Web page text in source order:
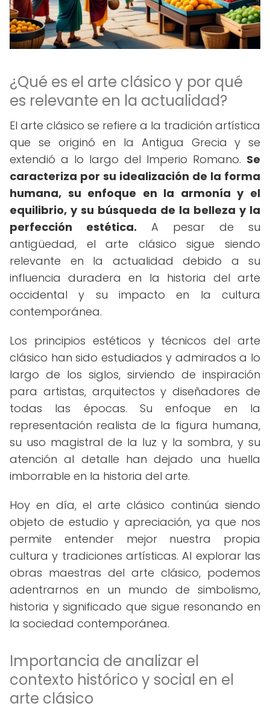
¿Qué es el arte clásico y por qué
es relevante en la actualidad?
El arte clásico se refiere a la tradición artística
que se originó en la Antigua Grecia y se
extendió a lo largo del Imperio Romano. Se
caracteriza por su idealización de la forma
humana, su enfoque en la armonía y el
equilibrio, y su búsqueda de la belleza y la
perfección estética. A pesar de su
antigüedad, el arte clásico sigue siendo
relevante en la actualidad debido a su
influencia duradera en la historia del arte
occidental y su impacto en la cultura
contemporánea.
Los principios estéticos y técnicos del arte
clásico han sido estudiados y admirados a lo
largo de los siglos, sirviendo de inspiración
para artistas, arquitectos y diseñadores de
todas las épocas. Su enfoque en la
representación realista de la figura humana,
su uso magistral de la luz y la sombra, y su
atención al detalle han dejado una huella
imborrable en la historia del arte.
Hoy en día, el arte clásico continúa siendo
objeto de estudio y apreciación, ya que nos
permite entender mejor nuestra propia
cultura y tradiciones artísticas. Al explorar las
obras maestras del arte clásico, podemos
adentrarnos en un mundo de simbolismo,
historia y significado que sigue resonando en
la sociedad contemporánea.
Importancia de analizar el
contexto histórico y social en el
arte clásico